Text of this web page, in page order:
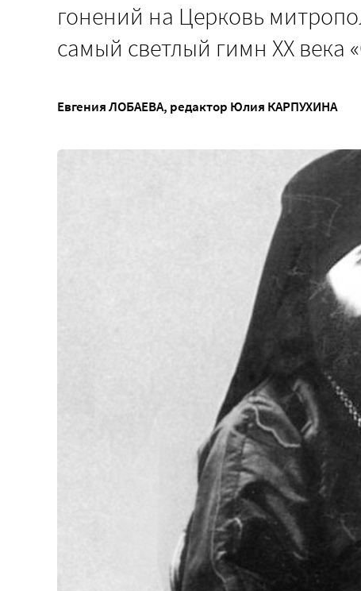
гонений на Церковь
самый светлый гимн XX века
Евгения ЛОБАЕВА, редактор Юлия КАРПУХИНА